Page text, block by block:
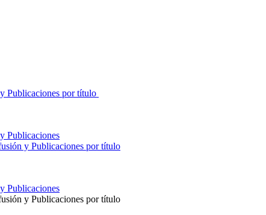
Publicaciones por título
Publicaciones
y Publicaciones por título
Publicaciones
y Publicaciones por título